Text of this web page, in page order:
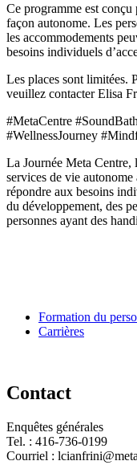
Ce programme est
façon autonome. Les
les accommodements
besoins individuels
Les places sont limitées.
veuillez contacter Elisa
#MetaCentre
#WellnessJourney
La Journée Meta Centre,
services de vie autonome
répondre aux besoins
du développement, des
personnes ayant des
Formation du
Carrières
Contact
Enquêtes générales
Tel. : 416-736-0199
Courriel :